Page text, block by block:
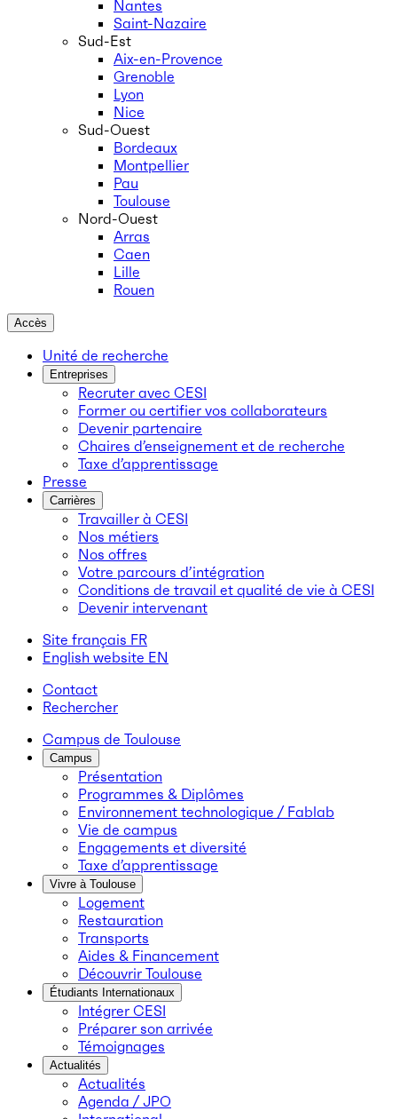
Nantes
Saint-Nazaire
Sud-Est
Aix-en-Provence
Grenoble
Lyon
Nice
Sud-Ouest
Bordeaux
Montpellier
Pau
Toulouse
Nord-Ouest
Arras
Caen
Lille
Rouen
Accès
Unité de recherche
Entreprises
Recruter avec CESI
Former ou certifier vos collaborateurs
Devenir partenaire
Chaires d’enseignement et de recherche
Taxe d’apprentissage
Presse
Carrières
Travailler à CESI
Nos métiers
Nos offres
Votre parcours d’intégration
Conditions de travail et qualité de vie à CESI
Devenir intervenant
Site français FR
English website EN
Contact
Rechercher
Campus de Toulouse
Campus
Présentation
Programmes & Diplômes
Environnement technologique / Fablab
Vie de campus
Engagements et diversité
Taxe d’apprentissage
Vivre à Toulouse
Logement
Restauration
Transports
Aides & Financement
Découvrir Toulouse
Étudiants Internationaux
Intégrer CESI
Préparer son arrivée
Témoignages
Actualités
Actualités
Agenda / JPO